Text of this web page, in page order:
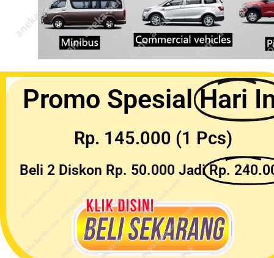
Promo SpesialHari
Rp. 145.000 (1 Pcs)
Beli 2 Diskon Rp. 50.000 Jadi Rp.